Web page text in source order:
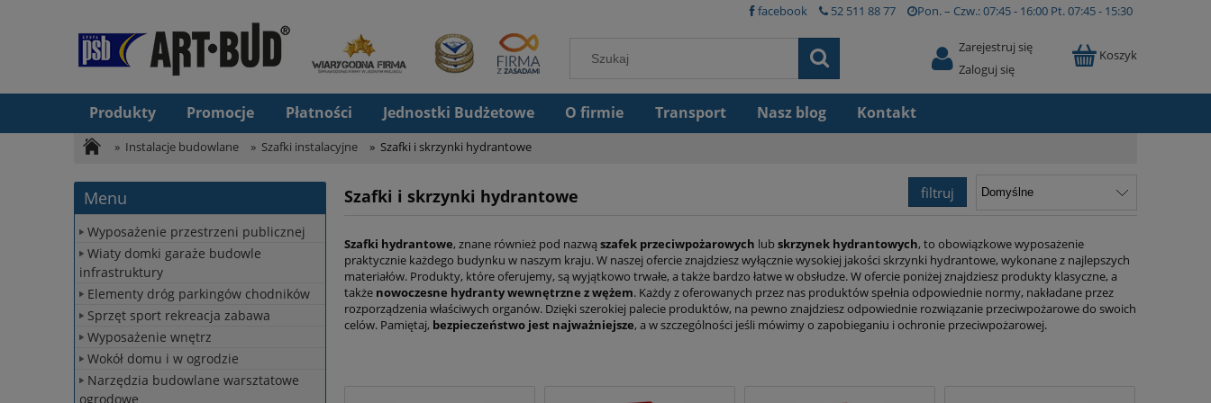
facebook 52 511 88 77 Pon. – Czw.:07:45 - 16:00 Pt.07:45 - 15:30
Koszyk
Zarejestruj się
Zaloguj się
Produkty Promocje Płatności Jednostki Budżetowe O firmie Transport Nasz blog Kontakt
» Instalacje budowlane » Szafki instalacyjne » Szafki i skrzynki hydrantowe
Menu
Wyposażenie przestrzeni publicznej
Wiaty domki garaże budowle
infrastruktury
Elementy dróg parkingów chodników
Sprzęt sport rekreacja zabawa
Wyposażenie wnętrz
Wokół domu i w ogrodzie
Narzędzia budowlane warsztatowe
ogrodowe
Szafki i skrzynki hydrantowe filtruj
Szafki hydrantowe, znane również pod nazwą szafek przeciwpożarowych lubskrzynek hydrantowych, to obowiązkowe wyposażenie
praktycznie każdego budynku w naszym kraju. W naszej ofercie znajdziesz wyłącznie wysokiej jakości skrzynki hydrantowe, wykonane z najlepszych
materiałów. Produkty, które oferujemy, są wyjątkowo trwałe, a także bardzo łatwe w obsłudze. W ofercie poniżej znajdziesz produkty klasyczne, a
także nowoczesne hydranty wewnętrzne z wężem. Każdy z oferowanych przez nas produktów spełnia odpowiednie normy, nakładane przez
rozporządzenia właściwych organów. Dzięki szerokiej palecie produktów, na pewno znajdziesz odpowiednie rozwiązanie przeciwpożarowe do swoich
celów. Pamiętaj, bezpieczeństwo jest najważniejsze, a w szczególności jeśli mówimy o zapobieganiu i ochronie przeciwpożarowej.